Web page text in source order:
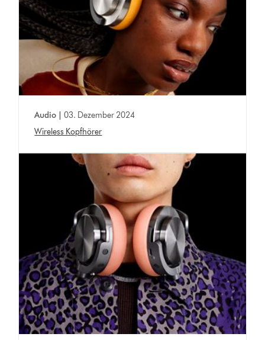
Audio |
03. Dezember 2024
Wireless Kopfhörer